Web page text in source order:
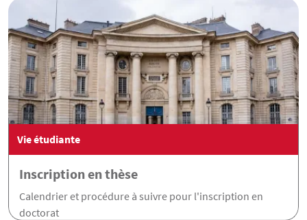
Vie étudiante
Inscription en thèse
Calendrier et procédure à suivre pour l'inscription en
doctorat